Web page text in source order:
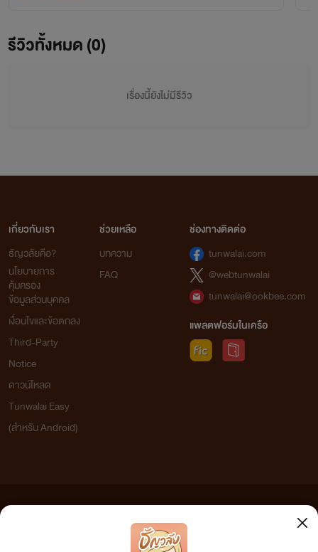
รีวิวทั้งหมด (0)
เรื่องนี้ยังไม่มีรีวิว
เกี่ยวกับเรา
ธัญวลัยคือ?
นโยบายการ
คุ้มครอง
ข้อมูลส่วนบุคคล
เงื่อนไขและข้อตกลง
Third-Party
Notice
ดาวน์โหลด
Tunwalai Easy
(สำหรับ Android)
ช่วยเหลือ
บทความ
FAQ
ช่องทางติดต่อ
tunwalai.com
@webtunwalai
tunwalai@ookbee.com
แพลตฟอร์มในเครือ
เว็บไซต์แห่งนี้ไม่ได้เห็นด้วยและไม่ขอรับผิดชอบต่อข้อความใดๆ ทั้งสิ้น ดังนั้นผู้อ่านทุกท่านโปรดใช้
วิจารณญาณในการกลั่นกรองด้วยตนเอง และหากท่านพบข้อความใดๆ ที่ขัดต่อกฎหมายและศีลธรรม